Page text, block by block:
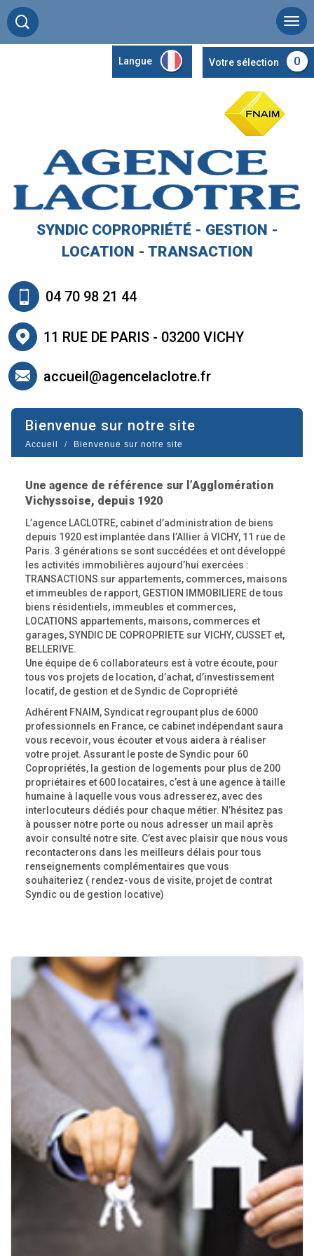
Langue Votre sélection 0
SYNDIC COPROPRIÉTÉ - GESTION -
LOCATION - TRANSACTION
04 70 98 21 44
11 RUE DE PARIS - 03200 VICHY
accueil@agencelaclotre.fr
bienvenue sur notre site
Accueil Bienvenue sur notre site
Une agence de référence sur l’Agglomération
Vichyssoise, depuis 1920
L’agence LACLOTRE, cabinet d’administration de biens
depuis 1920 est implantée dans l’Allier à VICHY, 11 rue de
Paris. 3 générations se sont succédées et ont développé
les activités immobilières aujourd’hui exercées :
TRANSACTIONS sur appartements, commerces, maisons
et immeubles de rapport, GESTION IMMOBILIERE de tous
biens résidentiels, immeubles et commerces,
LOCATIONS appartements, maisons, commerces et
garages, SYNDIC DE COPROPRIETE sur VICHY, CUSSET et,
BELLERIVE.
Une équipe de 6 collaborateurs est à votre écoute, pour
tous vos projets de location, d’achat, d’investissement
locatif, de gestion et de Syndic de Copropriété
Adhérent FNAIM, Syndicat regroupant plus de 6000
professionnels en France, ce cabinet indépendant saura
vous recevoir, vous écouter et vous aidera à réaliser
votre projet. Assurant le poste de Syndic pour 60
Copropriétés, la gestion de logements pour plus de 200
propriétaires et 600 locataires, c’est à une agence à taille
humaine à laquelle vous vous adresserez, avec des
interlocuteurs dédiés pour chaque métier. N’hésitez pas
à pousser notre porte ou nous adresser un mail après
avoir consulté notre site. C’est avec plaisir que nous vous
recontacterons dans les meilleurs délais pour tous
renseignements complémentaires que vous
souhaiteriez ( rendez-vous de visite, projet de contrat
Syndic ou de gestion locative)